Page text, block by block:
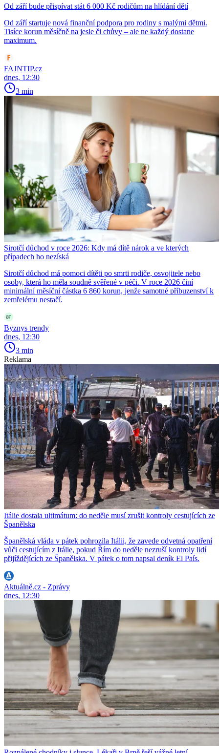
Od září bude přispívat stát 6 000 Kč rodičům na hlídání dětí
Od září startuje nová finanční podpora pro rodiny s malými dětmi.
Tisíce korun měsíčně na jesle či chůvy – ale ne každý dostane
maximum.
FAJNTIP.cz
dnes, 12:30
3 min
Sirotčí důchod v roce 2026: Kdy má dítě nárok a ve kterých
případech ho nezíská
Sirotčí důchod má pomoci dítěti po smrti rodiče, osvojitele nebo
osoby, která ho měla soudně svěřené v péči. V roce 2026 činí
minimální měsíční částka 6 860 korun, jenže samotné příbuzenství k
zemřelému nestačí.
Byznys trendy
dnes, 12:30
3 min
Reklama
Itálie dostala ultimátum: do neděle musí zrušit kontroly cestujících ze
Španělska
Španělská vláda v pátek pohrozila Itálii, že zavede odvetná opatření
vůči cestujícím z Itálie, pokud Řím do neděle nezruší kontroly lidí
přijíždějících ze Španělska. V pátek o tom napsal deník El País.
Aktuálně.cz - Zprávy
dnes, 12:30